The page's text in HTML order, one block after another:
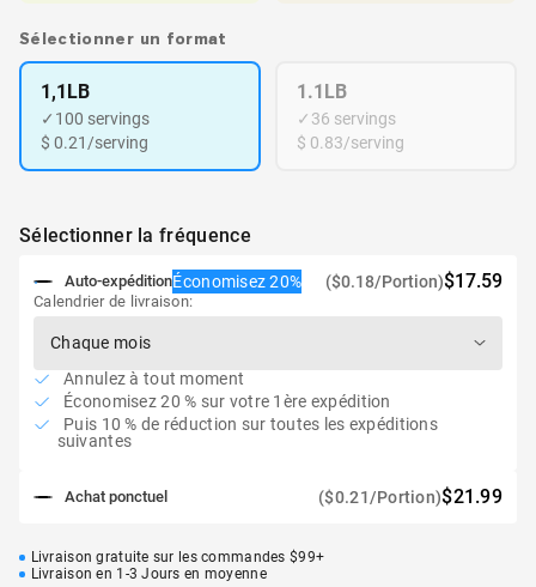
Sélectionner un format
1,1LB
✓ 100 servings
$ 0.21/serving
1.1LB
✓ 36 servings
$ 0.83/serving
Sélectionner la fréquence
Achat ponctuel ($0.21/Portion)$21.99
Auto-expéditionÉconomisez 20% ($0.18/Portion)$17.59
Calendrier de livraison:
Annulez à tout moment
Économisez 20 % sur votre 1ère expédition
Puis 10 % de réduction sur toutes les expéditions
suivantes
Livraison gratuite sur les commandes $99+
Livraison en 1-3 Jours en moyenne